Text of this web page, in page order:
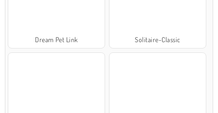
Dream Pet Link Solitaire-Classic